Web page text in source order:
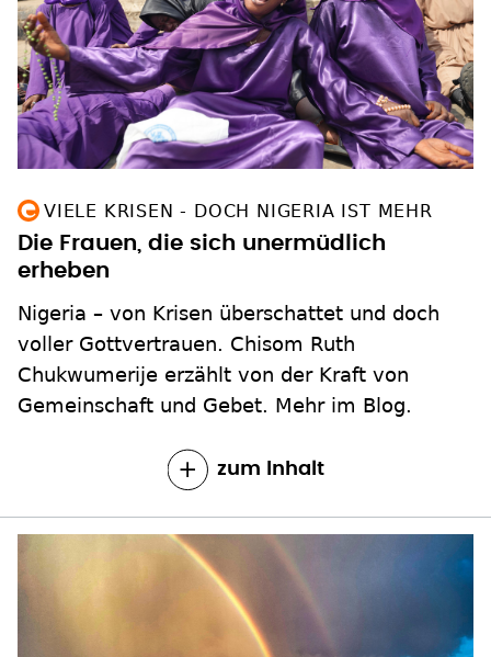
VIELE KRISEN - DOCH NIGERIA IST MEHR
Die Frauen, die sich unermüdlich
erheben
Nigeria – von Krisen überschattet und doch
voller Gottvertrauen. Chisom Ruth
Chukwumerije erzählt von der Kraft von
Gemeinschaft und Gebet. Mehr im Blog.
zum Inhalt